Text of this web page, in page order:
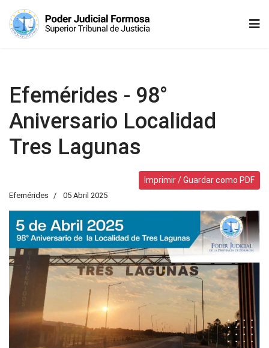
Efemérides - 98°
Aniversario Localidad
Tres Lagunas
Imprimir / Guardar como PDF
Efemérides 05 Abril 2025